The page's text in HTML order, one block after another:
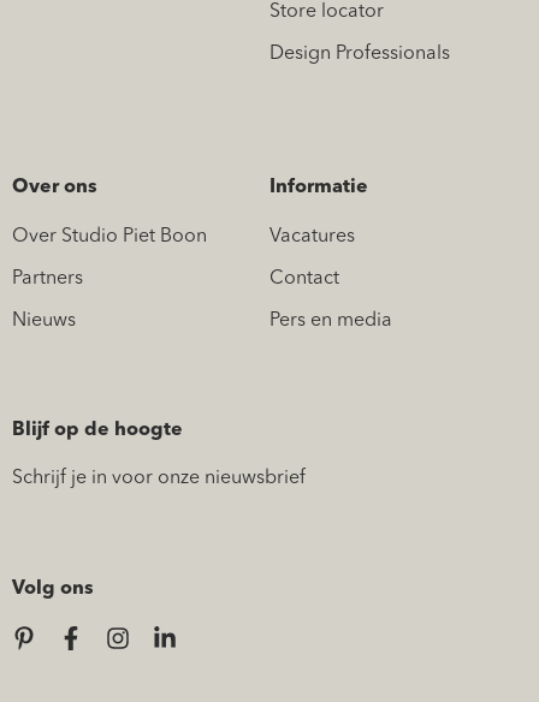
Store locator
Design Professionals
Over ons
Over Studio Piet Boon
Partners
Nieuws
Informatie
Vacatures
Contact
Pers en media
Blijf op de hoogte
Schrijf je in voor onze nieuwsbrief
Volg ons